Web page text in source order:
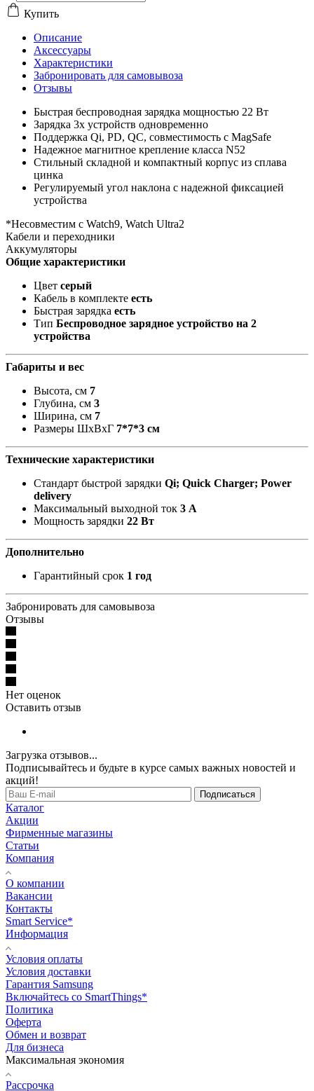
Купить
Описание
Аксессуары
Характеристики
Забронировать для самовывоза
Отзывы
Быстрая беспроводная зарядка мощностью 22 Вт
Зарядка 3х устройств одновременно
Поддержка Qi, PD, QC, совместимость с MagSafe
Надежное магнитное крепление класса N52
Стильный складной и компактный корпус из сплава
цинка
Регулируемый угол наклона с надежной фиксацией
устройства
*Несовместим с Watch9, Watch Ultra2
Кабели и переходники
Аккумуляторы
Общие характеристики
Цвет серый
Кабель в комплекте есть
Быстрая зарядка есть
Тип Беспроводное зарядное устройство на 2
устройства
Габариты и вес
Высота, см 7
Глубина, см 3
Ширина, см 7
Размеры ШxВxГ 7*7*3 см
Технические характеристики
Стандарт быстрой зарядки Qi; Quick Charger; Power
delivery
Максимальный выходной ток 3 А
Мощность зарядки 22 Вт
Дополнительно
Гарантийный срок 1 год
Забронировать для самовывоза
Отзывы
Нет оценок
Оставить отзыв
Загрузка отзывов...
Подписывайтесь и будьте в курсе самых важных новостей и
акций!
Подписаться
Каталог
Акции
Фирменные магазины
Статьи
Компания
О компании
Вакансии
Контакты
Smart Service*
Информация
Условия оплаты
Условия доставки
Гарантия Samsung
Включайтесь со SmartThings*
Политика
Оферта
Обмен и возврат
Для бизнеса
Максимальная экономия
Рассрочка